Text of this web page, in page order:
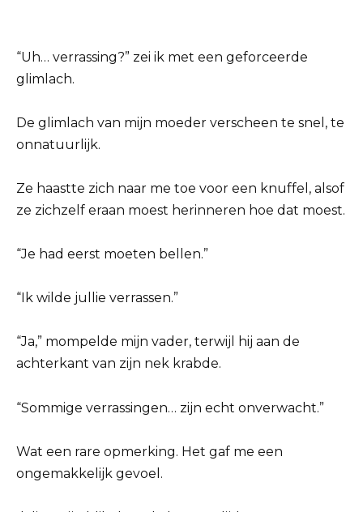
“Uh… verrassing?” zei ik met een geforceerde
glimlach.
De glimlach van mijn moeder verscheen te snel, te
onnatuurlijk.
Ze haastte zich naar me toe voor een knuffel, alsof
ze zichzelf eraan moest herinneren hoe dat moest.
“Je had eerst moeten bellen.”
“Ik wilde jullie verrassen.”
“Ja,” mompelde mijn vader, terwijl hij aan de
achterkant van zijn nek krabde.
“Sommige verrassingen… zijn echt onverwacht.”
Wat een rare opmerking. Het gaf me een
ongemakkelijk gevoel.